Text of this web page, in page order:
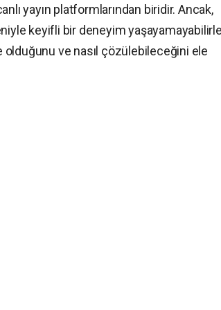
yayın platformlarından biridir. Ancak,
keyifli bir deneyim
olduğunu ve nasıl çözülebileceğini ele